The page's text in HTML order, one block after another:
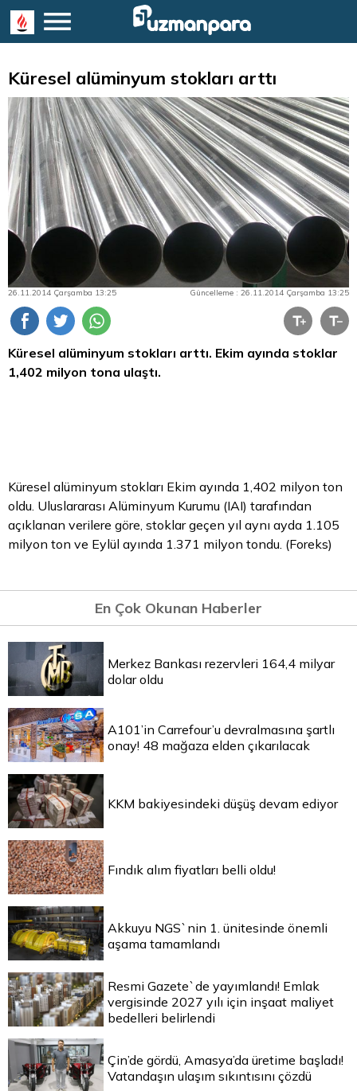
Küresel alüminyum stokları arttı
26.11.2014 Çarşamba 13:25 Güncelleme : 26.11.2014 Çarşamba 13:25
Küresel alüminyum stokları arttı. Ekim ayında stoklar
1,402 milyon tona ulaştı.
Küresel alüminyum stokları Ekim ayında 1,402 milyon ton
oldu. Uluslararası Alüminyum Kurumu (IAI) tarafından
açıklanan verilere göre, stoklar geçen yıl aynı ayda 1.105
milyon ton ve Eylül ayında 1.371 milyon tondu. (Foreks)
En Çok Okunan Haberler
Merkez Bankası rezervleri 164,4 milyar
dolar oldu
A101’in Carrefour’u devralmasına şartlı
onay! 48 mağaza elden çıkarılacak
KKM bakiyesindeki düşüş devam ediyor
Fındık alım fiyatları belli oldu!
Akkuyu NGS`nin 1. ünitesinde önemli
aşama tamamlandı
Resmi Gazete`de yayımlandı! Emlak
vergisinde 2027 yılı için inşaat maliyet
bedelleri belirlendi
Çin’de gördü, Amasya’da üretime başladı!
Vatandaşın ulaşım sıkıntısını çözdü